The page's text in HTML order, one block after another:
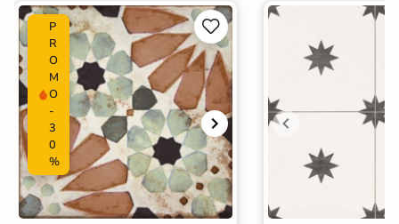
Catégories
Carrelage Blanc
Carrelage Vert
|
Carrelage Bleu
Carrelage 33x33 cm
Carrelage Terracotta
Livraison express
Carrelage intérieur livraison express
|
Carrelage salle de bain Livraison
express
|Carrelage sol cuisine
Carrelage salon moderne
Carrelage Chambre| Carrelage WC
P
R
O
M
O
-
3
0
%

